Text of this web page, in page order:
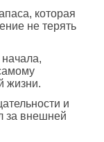
которая
не терять
жизни.
и
за внешней